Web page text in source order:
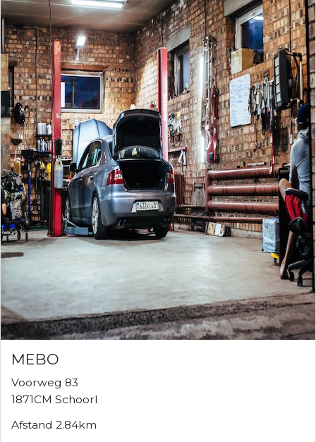
MEBO
Voorweg 83
1871CM Schoorl
Afstand 2.84km